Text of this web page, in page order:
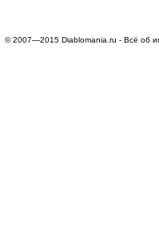
© 2007—2015 Diablomania.ru - Всё об